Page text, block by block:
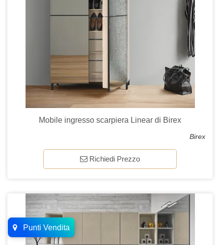
Mobile ingresso scarpiera Linear di Birex
Birex
Richiedi Prezzo
Punti Vendita